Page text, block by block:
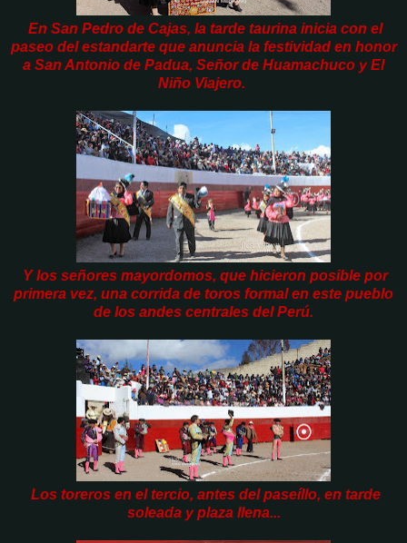
En San Pedro de Cajas, la tarde taurina inicia con el
paseo del estandarte que anuncia la festividad en honor
a San Antonio de Padua, Señor de Huamachuco y El
Niño Viajero.
Y los señores mayordomos, que hicieron posible por
primera vez, una corrida de toros formal en este pueblo
de los andes centrales del Perú.
Los toreros en el tercio, antes del paseíllo, en tarde
soleada y plaza llena...